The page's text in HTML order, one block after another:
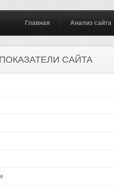
Главная Анализ сайта
САЙТА